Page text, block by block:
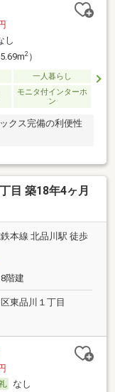
し
2）
一人暮らし
モニタ付インターホ
ン
クス完備の利便性
目 築18年4ヶ月
本線 北品川駅 徒歩
階建
東品川１丁目
なし